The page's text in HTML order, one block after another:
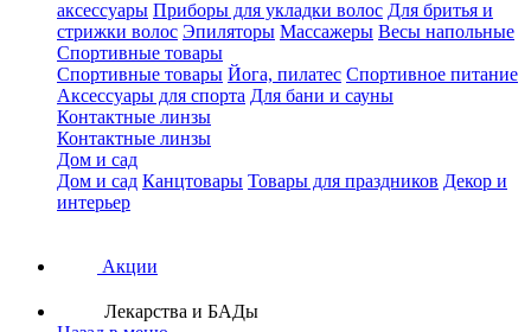
аксессуары Приборы для укладки волос Для бритья и
стрижки волос Эпиляторы Массажеры Весы напольные
Спортивные товары
Спортивные товары Йога, пилатес Спортивное питание
Аксессуары для спорта Для бани и сауны
Контактные линзы
Контактные линзы
Дом и сад
Дом и сад Канцтовары Товары для праздников Декор и
интерьер
Акции
Лекарства и БАДы